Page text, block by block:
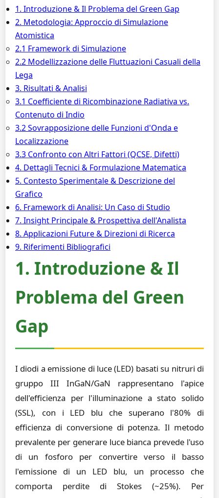
1. Introduzione & Il Problema del Green Gap
2. Metodologia: Approccio di Simulazione
Atomistica
2.1 Framework di Simulazione
2.2 Modellizzazione delle Fluttuazioni Casuali della
Lega
3. Risultati & Analisi
3.1 Coefficiente di Ricombinazione Radiativa vs.
Contenuto di Indio
3.2 Sovrapposizione delle Funzioni d'Onda e
Localizzazione
3.3 Confronto con Altri Fattori (QCSE, Difetti)
4. Dettagli Tecnici & Formulazione Matematica
5. Contesto Sperimentale & Descrizione del
Grafico
6. Framework di Analisi: Un Caso di Studio
7. Insight Principale & Prospettiva dell'Analista
8. Applicazioni Future & Direzioni di Ricerca
9. Riferimenti Bibliografici
1. Introduzione & Il
Problema del Green
Gap
I diodi a emissione di luce (LED) basati su nitruri di
gruppo III InGaN/GaN rappresentano l'apice
dell'efficienza per l'illuminazione a stato solido
(SSL), con i LED blu che superano l'80% di
efficienza di conversione di potenza. Il metodo
prevalente per generare luce bianca prevede l'uso
di un fosforo per convertire verso il basso
l'emissione di un LED blu, un processo che
comporta perdite di Stokes (~25%). Per